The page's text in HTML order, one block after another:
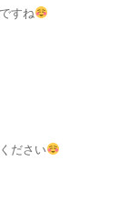
すね
ださい